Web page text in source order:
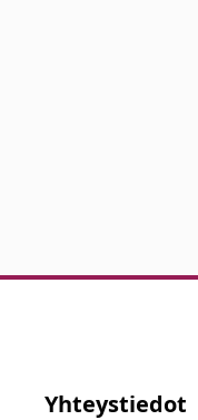
Yhteystiedot